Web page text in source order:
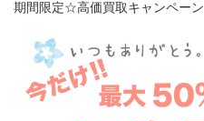
期間限定☆高価買取キャンペーン